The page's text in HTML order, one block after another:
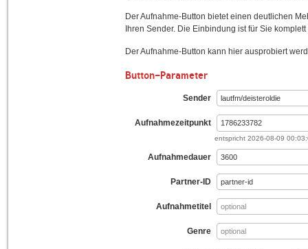
Der Aufnahme-Button bietet einen deutlichen
Ihren Sender. Die Einbindung ist für Sie
Der Aufnahme-Button kann hier ausprobiert
Button-Parameter
Sender
Aufnahmezeitpunkt
entspricht 2026-08-09
Aufnahmedauer
Partner-ID
Aufnahmetitel
Genre